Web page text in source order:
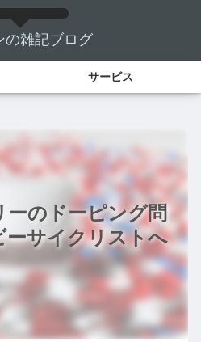
の雑記ブログ
サービス
のドーピング問
ーサイクリストへ